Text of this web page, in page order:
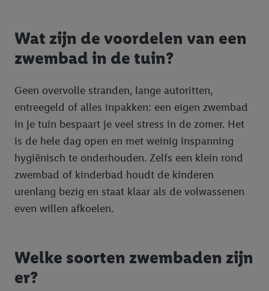
Wat zijn de voordelen van een
zwembad in de tuin?
Geen overvolle stranden, lange autoritten,
entreegeld of alles inpakken: een eigen zwembad
in je tuin bespaart je veel stress in de zomer. Het
is de hele dag open en met weinig inspanning
hygiënisch te onderhouden. Zelfs een klein rond
zwembad of kinderbad houdt de kinderen
urenlang bezig en staat klaar als de volwassenen
even willen afkoelen.
Welke soorten zwembaden zijn
er?
advertenties worden weergegeven voor producten waarin je
eerder interesse hebt getoond (bijvoorbeeld door het product
in een winkelmandje van een online winkel te plaatsen maar het
verschillende eindapparaten en binnen verschillende Lidl-
diensten worden weergegeven, als verschillende eindapparaten
en Lidl-diensten, met behulp van jouw gehashte e-mailadres en
met eventuele andere identifiers of met identifiers waarover
Criteo S.A. beschikt, aan jou kunnen worden toegewezen.
Onder "Aanpassen" kun je aangeven met welke cookies en
je instemt. Verder kan je er meer informatie vinden over de
gegevensverwerking.
worden gebruikt.
Door op "Akkoord" te klikken, stem je in met alle verwerkingen
voor alle bovengenoemde doeleinden. Meer informatie,